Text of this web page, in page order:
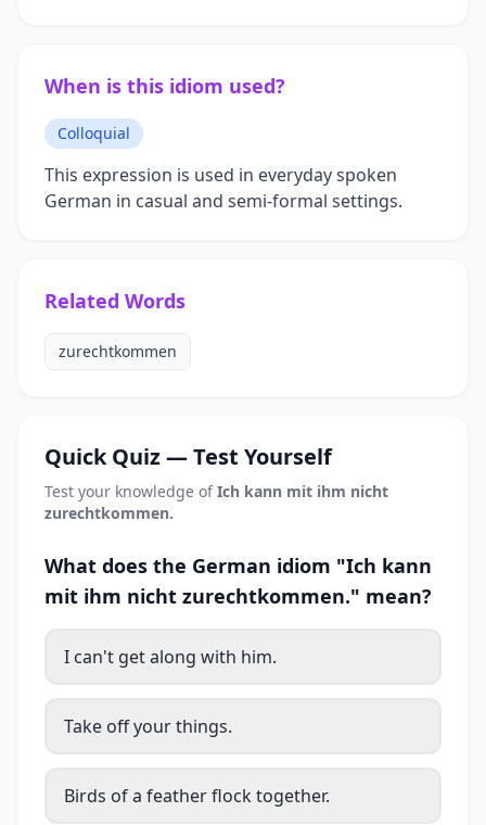
When is this idiom used?
Colloquial
This expression is used in everyday spoken
German in casual and semi-formal settings.
Related Words
zurechtkommen
Quick Quiz — Test Yourself
Test your knowledge ofIch kann mit ihm nicht
zurechtkommen.
What does the German idiom "Ich kann
mit ihm nicht zurechtkommen." mean?
I can't get along with him.
Take off your things.
Birds of a feather flock together.